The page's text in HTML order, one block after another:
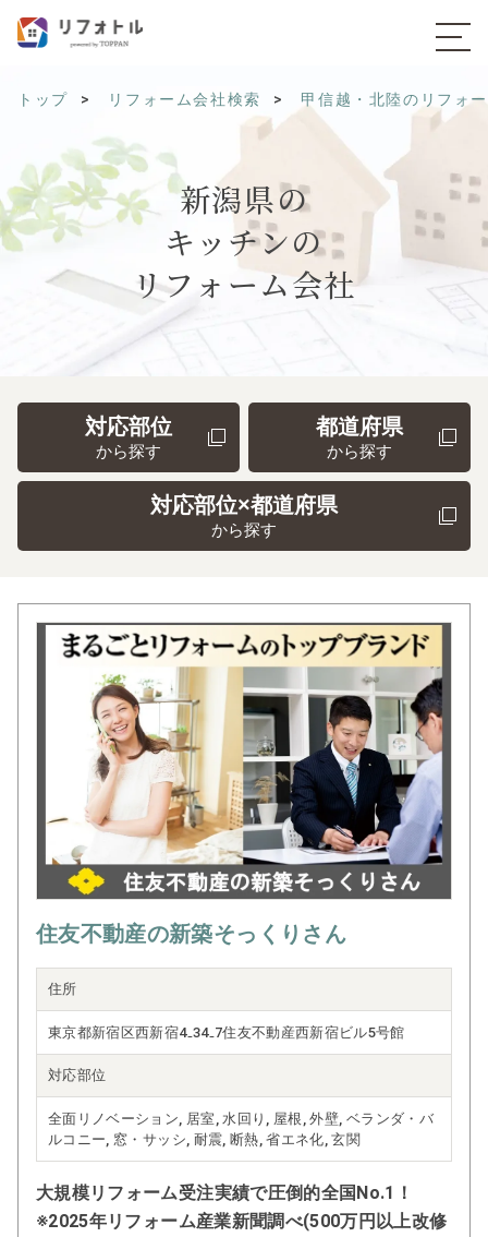
トップ リフォーム会社検索 甲信越・北陸のリフォ
新潟県の
キッチンの
リフォーム会社
対応部位
から探す
都道府県
から探す
対応部位×都道府県
から探す
住友不動産の新築そっくりさん
住所
東京都新宿区西新宿4₋34₋7住友不動産西新宿ビル5号館
対応部位
全面リノベーション, 居室, 水回り, 屋根, 外壁, ベランダ・バ
ルコニー, 窓・サッシ, 耐震, 断熱, 省エネ化, 玄関
大規模リフォーム受注実績で圧倒的全国No.1！
※2025年リフォーム産業新聞調べ(500万円以上改修